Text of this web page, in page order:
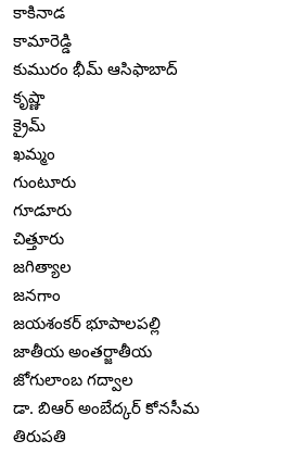
కాకినాడ
కామారెడ్డి
కుమురం భీమ్ ఆసిఫాబాద్
కృష్ణా
క్రైమ్
ఖమ్మం
గుంటూరు
గూడూరు
చిత్తూరు
జగిత్యాల
జనగాం
జయశంకర్ భూపాలపల్లి
జాతీయ అంతర్జాతీయ
జోగులాంబ గద్వాల
డా. బిఆర్ అంబేద్కర్ కోనసీమ
తిరుపతి